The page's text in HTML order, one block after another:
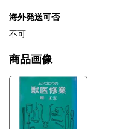
海外発送可否
不可
商品画像